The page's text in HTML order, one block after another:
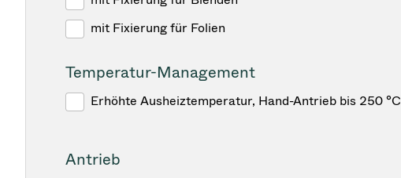
mit Fixierung für Folien
Temperatur-Management
Erhöhte Ausheiztemperatur, Hand-Antrieb bis 250 °C
Antrieb